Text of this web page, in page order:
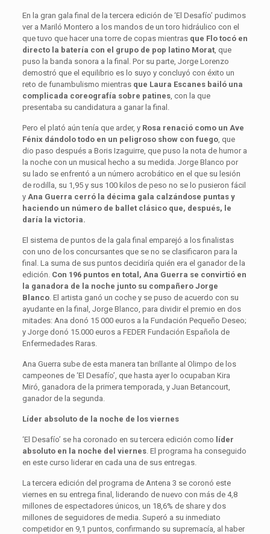
En la gran gala final de la tercera edición de ‘El Desafío’ pudimos
ver a Mariló Montero a los mandos de un toro hidráulico con el
que tuvo que hacer una torre de copas mientras que Flo tocó en
directo la batería con el grupo de pop latino Morat, que
puso la banda sonora a la final. Por su parte, Jorge Lorenzo
demostró que el equilibrio es lo suyo y concluyó con éxito un
reto de funambulismo mientras que Laura Escanes bailó una
complicada coreografía sobre patines, con la que
presentaba su candidatura a ganar la final.
Pero el plató aún tenía que arder, y Rosa renació como un Ave
Fénix dándolo todo en un peligroso show con fuego, que
dio paso después a Boris Izaguirre, que puso la nota de humor a
la noche con un musical hecho a su medida. Jorge Blanco por
su lado se enfrentó a un número acrobático en el que su lesión
de rodilla, su 1,95 y sus 100 kilos de peso no se lo pusieron fácil
y Ana Guerra cerró la décima gala calzándose puntas y
haciendo un número de ballet clásico que, después, le
daría la victoria.
El sistema de puntos de la gala final emparejó a los finalistas
con uno de los concursantes que se no se clasificaron para la
final. La suma de sus puntos decidiría quién era el ganador de la
edición. Con 196 puntos en total, Ana Guerra se convirtió en
la ganadora de la noche junto su compañero Jorge
Blanco. El artista ganó un coche y se puso de acuerdo con su
ayudante en la final, Jorge Blanco, para dividir el premio en dos
mitades: Ana donó 15 000 euros a la Fundación Pequeño Deseo;
y Jorge donó 15.000 euros a FEDER Fundación Española de
Enfermedades Raras.
Ana Guerra sube de esta manera tan brillante al Olimpo de los
campeones de ‘El Desafío’, que hasta ayer lo ocupaban Kira
Miró, ganadora de la primera temporada, y Juan Betancourt,
ganador de la segunda.
Líder absoluto de la noche de los viernes
‘El Desafío’ se ha coronado en su tercera edición como líder
absoluto en la noche del viernes. El programa ha conseguido
en este curso liderar en cada una de sus entregas.
La tercera edición del programa de Antena 3 se coronó este
viernes en su entrega final, liderando de nuevo con más de 4,8
millones de espectadores únicos, un 18,6% de share y dos
millones de seguidores de media. Superó a su inmediato
competidor en 9,1 puntos, confirmando su supremacía, al haber